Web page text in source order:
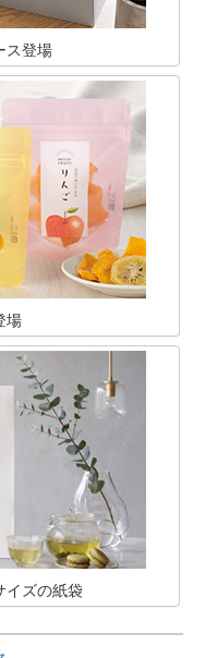
ス登場
場
イズの紙袋